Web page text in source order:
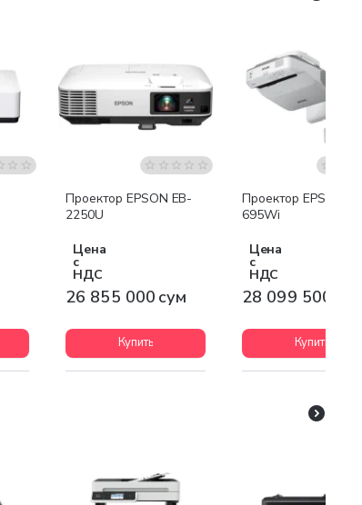
Бесплатная доставка
Проектор EPSON EB-
2250U
Цена
с
НДС
26 855 000 сум
Купить
Бесплатная доставка
Проектор EPSON
695Wi
Цена
с
НДС
28 099 500
Купить